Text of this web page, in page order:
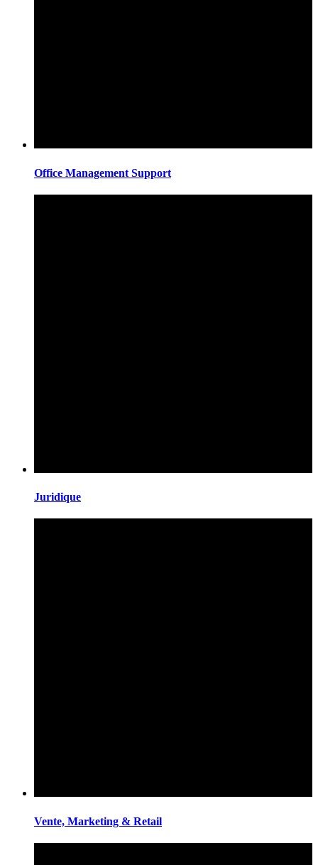
Office Management Support
Juridique
Vente, Marketing & Retail